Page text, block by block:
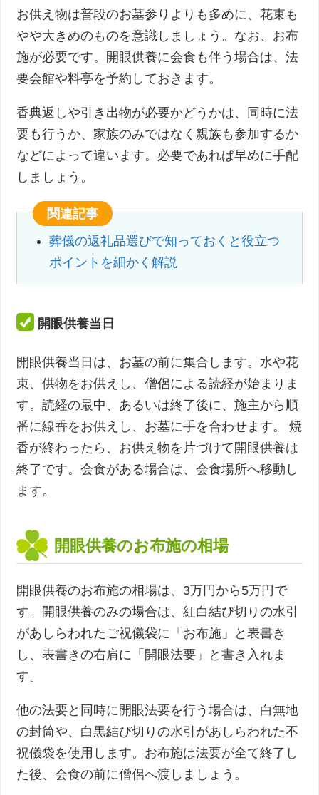
お供え物は普段のお墓参りよりも多めに、花束も
やや大きめのものを意識しましょう。なお、お布
施が必要です。開眼供養に会食も伴う場合は、法
要会館や料亭を予約しておきます。
香典返しや引き出物が必要かどうかは、同時に法
要も行うか、家族のみではなく親族も参加するか
などによって違います。必要であれば早めに手配
しましょう。
関連記事
葬儀の返礼品選びで知っておくと役立つ
ポイントを細かく解説
開眼供養当日
開眼供養当日は、お墓の前に集合します。水や花
束、供物をお供えし、僧侶による読経が始まりま
す。読経の最中、あるいは終了後に、施主から順
番に線香をお供えし、お墓に手を合わせます。 焼
香が終わったら、お供え物を片づけて開眼供養は
終了です。会食がある場合は、会食場所へ移動し
ます。
開眼供養のお布施の相場
開眼供養のお布施の相場は、3万円から5万円で
す。開眼供養のみの場合は、紅白結び切りの水引
があしらわれたご祝儀袋に「お布施」と表書き
し、表書きの右肩に「開眼法要」と書き入れま
す。
他の法要と同時に開眼法要を行う場合は、白無地
の封筒や、白黒結び切りの水引があしらわれた不
祝儀袋を使用します。お布施は法要が全て終了し
た後、会食の前に僧侶へ渡しましょう。